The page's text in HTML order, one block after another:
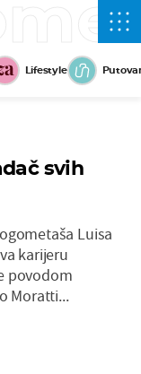
Lifestyle
svih
Luisa
karijeru
povodom
Moratti...